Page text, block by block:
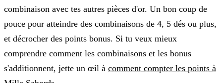
combinaison avec tes autres pièces d'or. Un bon coup de
pouce pour atteindre des combinaisons de 4, 5 dés ou plus,
et décrocher des points bonus. Si tu veux mieux
comprendre comment les combinaisons et les bonus
s'additionnent, jette un œil à comment compter les points à